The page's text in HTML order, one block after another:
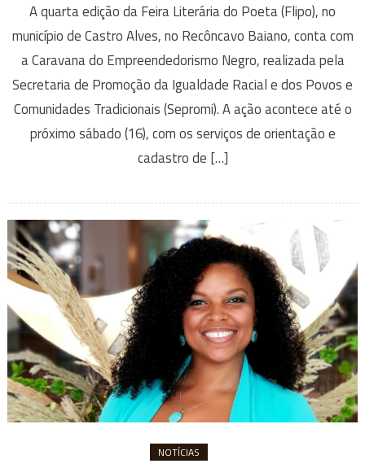
A quarta edição da Feira Literária do Poeta (Flipo), no
município de Castro Alves, no Recôncavo Baiano, conta com
a Caravana do Empreendedorismo Negro, realizada pela
Secretaria de Promoção da Igualdade Racial e dos Povos e
Comunidades Tradicionais (Sepromi). A ação acontece até o
próximo sábado (16), com os serviços de orientação e
cadastro de […]
NOTÍCIAS